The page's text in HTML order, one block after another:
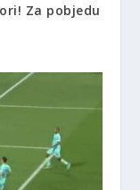
Za pobjedu